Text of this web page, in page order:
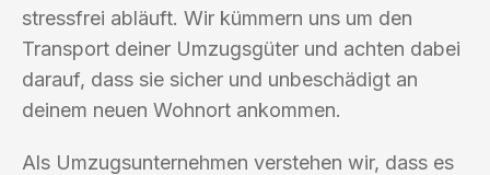
stressfrei abläuft. Wir kümmern uns um den
Transport deiner Umzugsgüter und achten dabei
darauf, dass sie sicher und unbeschädigt an
deinem neuen Wohnort ankommen.
Als Umzugsunternehmen verstehen wir, dass es